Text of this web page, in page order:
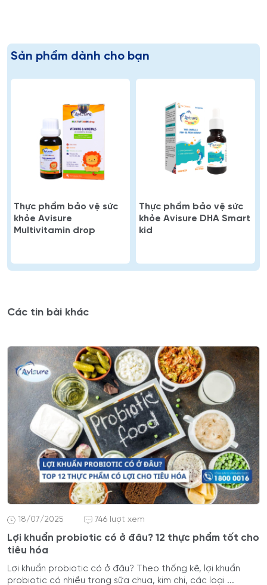
Sản phẩm dành cho bạn
Thực phẩm bảo vệ sức
khỏe Avisure
Multivitamin drop
Thực phẩm bảo vệ sức
khỏe Avisure DHA Smart
kid
Các tin bài khác
18/07/2025 746 lượt xem
Lợi khuẩn probiotic có ở đâu? 12 thực phẩm tốt cho
tiêu hóa
Lợi khuẩn probiotic có ở đâu? Theo thống kê, lợi khuẩn
probiotic có nhiều trong sữa chua, kim chi, các loại ...